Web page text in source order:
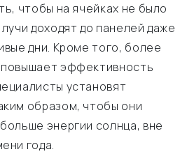
чтобы на ячейках не было
доходят до панелей даже
дни. Кроме того, более
эффективность
установят
образом, чтобы они
энергии солнца, вне
года.